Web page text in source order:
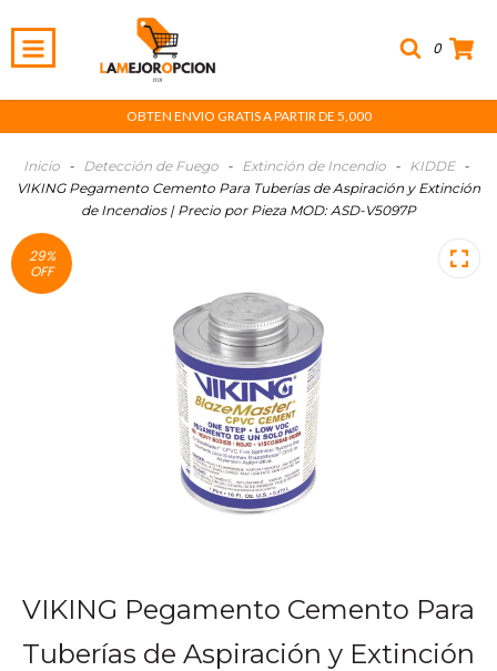
0
OBTEN ENVIO GRATIS A PARTIR DE 5,000
Inicio - Detección de Fuego - Extinción de Incendio - KIDDE
-
VIKING Pegamento Cemento Para Tuberías de Aspiración y Extinción
de Incendios | Precio por Pieza MOD: ASD-V5097P
29%
OFF
VIKING Pegamento Cemento Para
Tuberías de Aspiración y Extinción